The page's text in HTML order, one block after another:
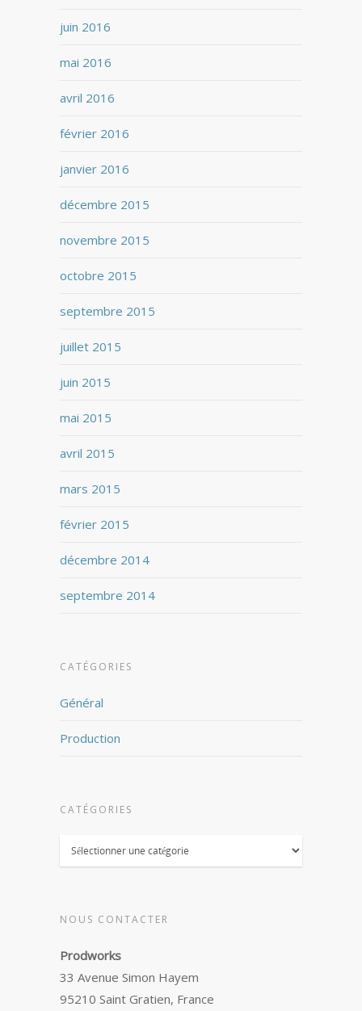
juin 2016
mai 2016
avril 2016
février 2016
janvier 2016
décembre 2015
novembre 2015
octobre 2015
septembre 2015
juillet 2015
juin 2015
mai 2015
avril 2015
mars 2015
février 2015
décembre 2014
septembre 2014
CATÉGORIES
Général
Production
CATÉGORIES
Catégories
NOUS CONTACTER
Prodworks
33 Avenue Simon Hayem
95210 Saint Gratien, France